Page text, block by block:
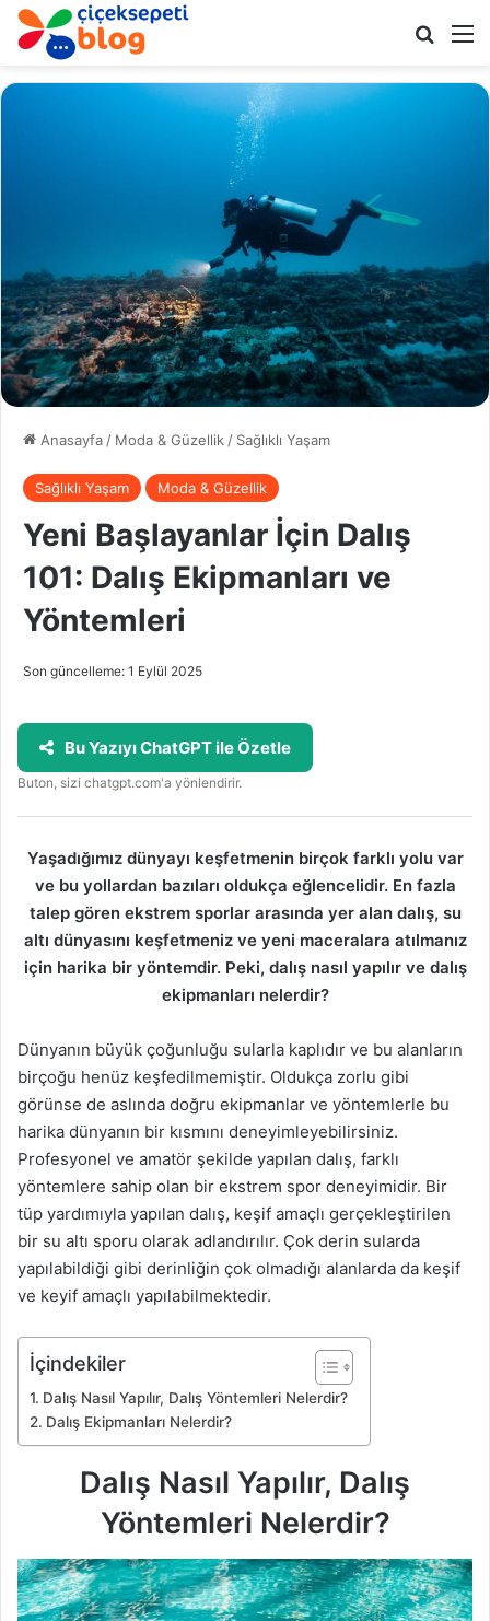
Anasayfa/ Moda & Güzellik/ Sağlıklı Yaşam
Sağlıklı Yaşam Moda & Güzellik
Yeni Başlayanlar İçin Dalış
101: Dalış Ekipmanları ve
Yöntemleri
Son güncelleme: 1 Eylül 2025
Bu Yazıyı ChatGPT ile Özetle
Buton, sizi chatgpt.com'a yönlendirir.
Yaşadığımız dünyayı keşfetmenin birçok farklı yolu var
ve bu yollardan bazıları oldukça eğlencelidir. En fazla
talep gören ekstrem sporlar arasında yer alan dalış, su
altı dünyasını keşfetmeniz ve yeni maceralara atılmanız
için harika bir yöntemdir. Peki, dalış nasıl yapılır ve dalış
ekipmanları nelerdir?
Dünyanın büyük çoğunluğu sularla kaplıdır ve bu alanların
birçoğu henüz keşfedilmemiştir. Oldukça zorlu gibi
görünse de aslında doğru ekipmanlar ve yöntemlerle bu
harika dünyanın bir kısmını deneyimleyebilirsiniz.
Profesyonel ve amatör şekilde yapılan dalış, farklı
yöntemlere sahip olan bir ekstrem spor deneyimidir. Bir
tüp yardımıyla yapılan dalış, keşif amaçlı gerçekleştirilen
bir su altı sporu olarak adlandırılır. Çok derin sularda
yapılabildiği gibi derinliğin çok olmadığı alanlarda da keşif
ve keyif amaçlı yapılabilmektedir.
İçindekiler
Dalış Nasıl Yapılır, Dalış Yöntemleri Nelerdir?
Dalış Ekipmanları Nelerdir?
Dalış Nasıl Yapılır, Dalış
Yöntemleri Nelerdir?